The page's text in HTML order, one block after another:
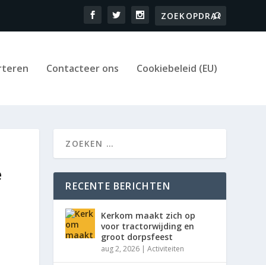
Contacteer ons Cookiebeleid (EU)
RECENTE BERICHTEN
Kerkom maakt zich op
voor tractorwijding en
groot dorpsfeest
aug 2, 2026 |Activiteiten